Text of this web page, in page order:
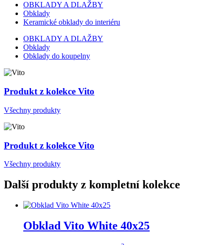
OBKLADY A DLAŽBY
Obklady
Keramické obklady do interiéru
OBKLADY A DLAŽBY
Obklady
Obklady do koupelny
Produkt z kolekce Vito
Všechny produkty
Produkt z kolekce Vito
Všechny produkty
Další produkty z kompletní kolekce
Obklad Vito White 40x25